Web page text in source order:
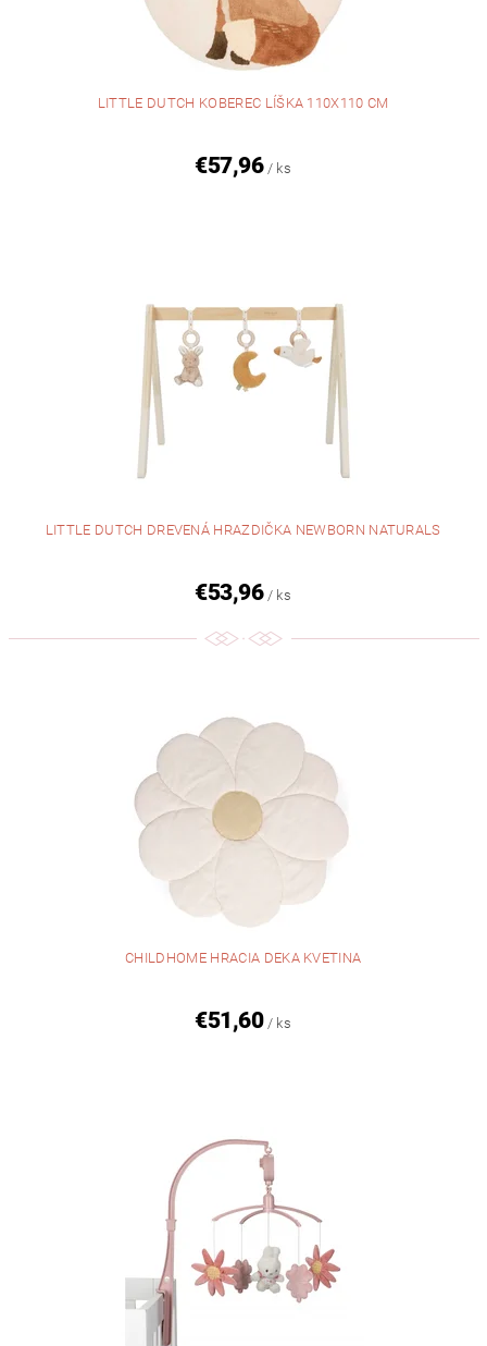
LITTLE DUTCH KOBEREC LÍŠKA 110X110 CM
€57,96 / ks
LITTLE DUTCH DREVENÁ HRAZDIČKA NEWBORN NATURALS
€53,96 / ks
CHILDHOME HRACIA DEKA KVETINA
€51,60 / ks